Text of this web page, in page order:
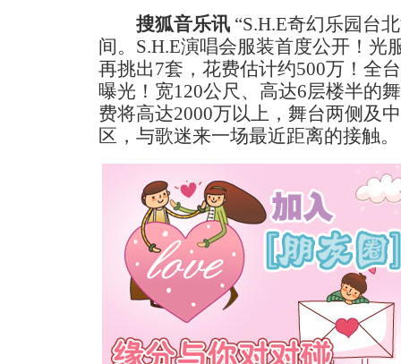
搜狐音乐讯 “S.H.E奇幻乐园台
间。S.H.E演唱会服装首度公开！光
再挑出7套，花费估计约500万！全
曝光！宽120公尺、高达6层楼半的
费将高达2000万以上，舞台两侧及
区，与歌迷来一场最近距离的接触。